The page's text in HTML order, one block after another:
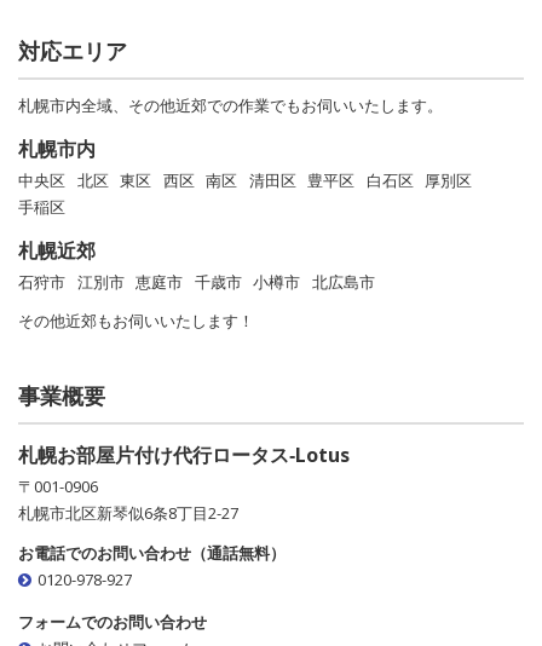
対応エリア
札幌市内全域、その他近郊での作業でもお伺いいたします。
札幌市内
中央区 北区 東区 西区 南区 清田区 豊平区 白石区 厚別区
手稲区
札幌近郊
石狩市 江別市 恵庭市 千歳市 小樽市 北広島市
その他近郊もお伺いいたします！
事業概要
札幌お部屋片付け代行ロータス‐Lotus
〒001-0906
札幌市北区新琴似6条8丁目2-27
お電話でのお問い合わせ（通話無料）
0120-978-927
フォームでのお問い合わせ